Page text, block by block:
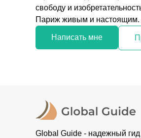
свободу и
Париж живым и настоящим.
Написать мне
Global Guide - надежный